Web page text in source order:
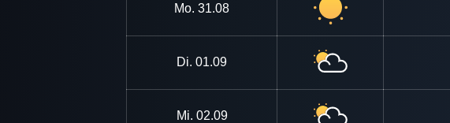
Mo. 31.08
Di. 01.09
Mi. 02.09